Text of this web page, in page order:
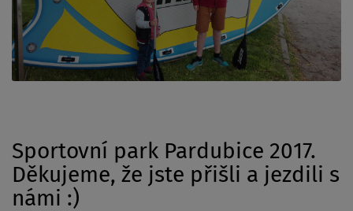
Sportovní park Pardubice 2017.
Děkujeme, že jste přišli a jezdili s
námi :)